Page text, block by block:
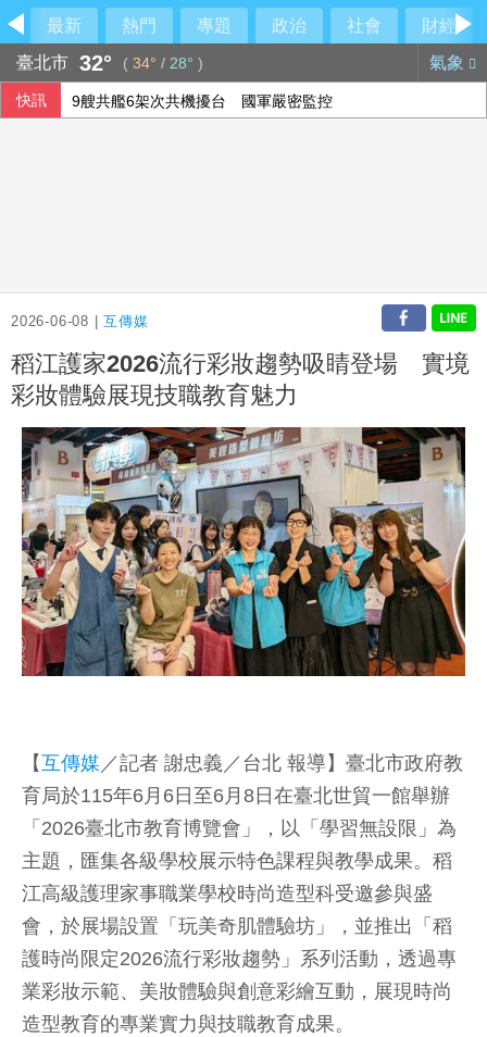
最新 熱門 專題 政治 社會
財經
臺北市 32° ( 34° / 28° ) 氣象
快訊 9艘共艦6架次共機擾台 國軍嚴密監控
2026-06-08 |互傳媒
稻江護家2026流行彩妝趨勢吸睛登場 實境
彩妝體驗展現技職教育魅力
【互傳媒 ／記者 謝忠義／台北 報導】臺北市政府教
育局於115年6月6日至6月8日在臺北世貿一館舉辦
「2026臺北市教育博覽會」，以「學習無設限」為
主題，匯集各級學校展示特色課程與教學成果。稻
江高級護理家事職業學校時尚造型科受邀參與盛
會，於展場設置「玩美奇肌體驗坊」，並推出「稻
護時尚限定2026流行彩妝趨勢」系列活動，透過專
業彩妝示範、美妝體驗與創意彩繪互動，展現時尚
造型教育的專業實力與技職教育成果。